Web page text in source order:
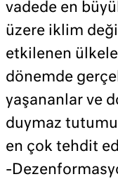
vadede en
üzere iklim
etkilenen
dönemde
yaşananlar ve
duymaz
en çok tehdit
-